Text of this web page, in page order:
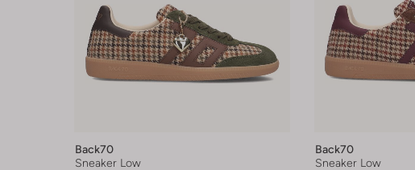
Back70
Sneaker Low
Back70
Sneaker Low